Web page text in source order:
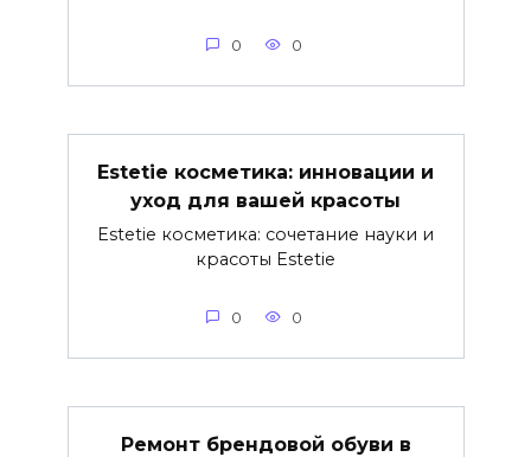
0 0
Estetie косметика: инновации и
уход для вашей красоты
Estetie косметика: сочетание науки и
красоты Estetie
0 0
Ремонт брендовой обуви в